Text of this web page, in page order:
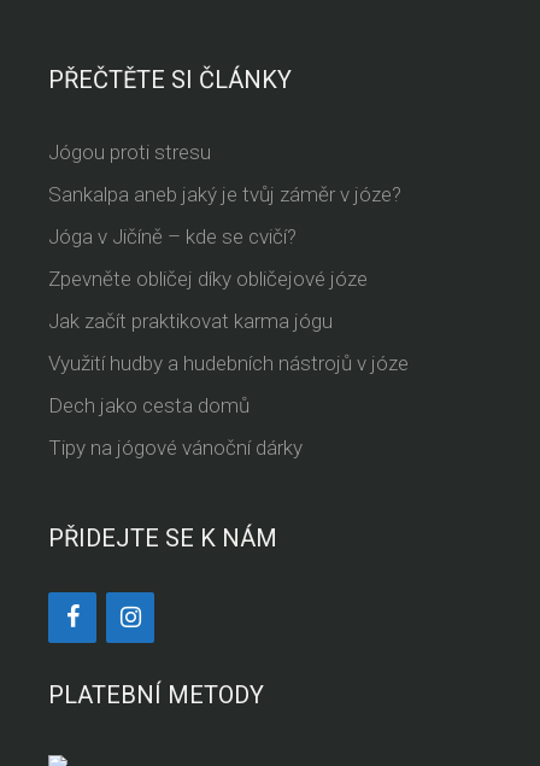
PŘEČTĚTE SI ČLÁNKY
Jógou proti stresu
Sankalpa aneb jaký je tvůj záměr v józe?
Jóga v Jičíně – kde se cvičí?
Zpevněte obličej díky obličejové józe
Jak začít praktikovat karma jógu
Využití hudby a hudebních nástrojů v józe
Dech jako cesta domů
Tipy na jógové vánoční dárky
PŘIDEJTE SE K NÁM
PLATEBNÍ METODY